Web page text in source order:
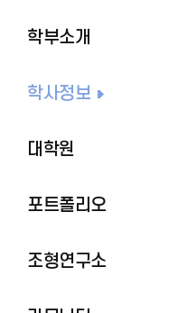
학부소개
학사정보
대학원
포트폴리오
조형연구소